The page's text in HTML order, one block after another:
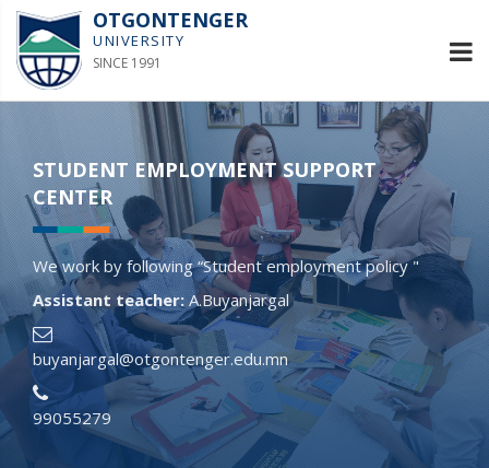
OTGONTENGER
UNIVERSITY
SINCE 1991
STUDENT EMPLOYMENT SUPPORT
CENTER
We work by following “Student employment policy "
Assistant teacher:A.Buyanjargal
buyanjargal@otgontenger.edu.mn
99055279